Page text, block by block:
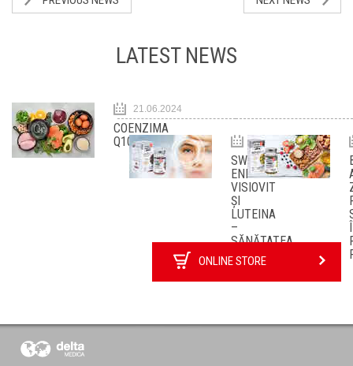
LATEST NEWS
21.06.2024
COENZIMA
Q10
05.03.2021
SWISS
ENERGY:
VISIOVIT
ȘI
LUTEINA
–
SĂNĂTATEA
OCHILOR
TĂI
ONLINE STORE